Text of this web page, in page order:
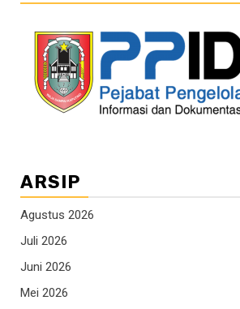
ARSIP
Agustus 2026
Juli 2026
Juni 2026
Mei 2026